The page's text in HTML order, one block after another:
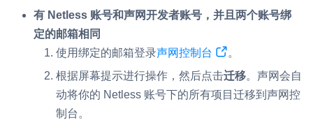
输入在线媒体流
RTC 服务端 SDK
与 RTC 客户端 SDK 互通，实现收发流
PPT 转码服务
有 Netless 账号和声网开发者账号，并且两个账号绑
定的邮箱相同
使用绑定的邮箱登录声网控制台
。
根据屏幕提示进行操作，然后点击迁移。声网会自
动将你的 Netless 账号下的所有项目迁移到声网控
制台。